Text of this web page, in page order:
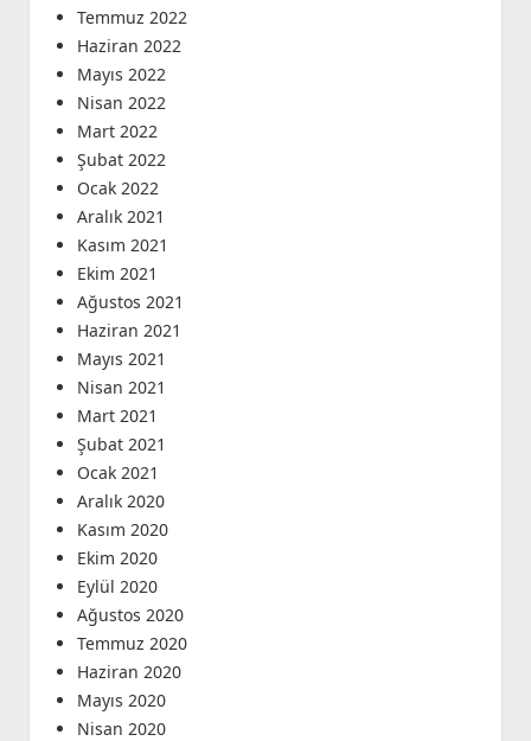
Temmuz 2022
Haziran 2022
Mayıs 2022
Nisan 2022
Mart 2022
Şubat 2022
Ocak 2022
Aralık 2021
Kasım 2021
Ekim 2021
Ağustos 2021
Haziran 2021
Mayıs 2021
Nisan 2021
Mart 2021
Şubat 2021
Ocak 2021
Aralık 2020
Kasım 2020
Ekim 2020
Eylül 2020
Ağustos 2020
Temmuz 2020
Haziran 2020
Mayıs 2020
Nisan 2020